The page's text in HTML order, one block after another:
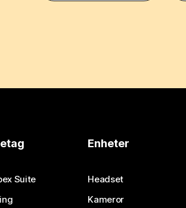
Suite
Enheter
Headset
Kameror